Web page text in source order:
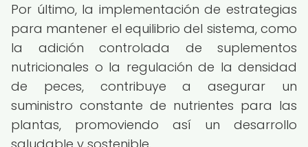
Por último, la implementación de estrategias
para mantener el equilibrio del sistema, como
la adición controlada de suplementos
nutricionales o la regulación de la densidad
de peces, contribuye a asegurar un
suministro constante de nutrientes para las
plantas, promoviendo así un desarrollo